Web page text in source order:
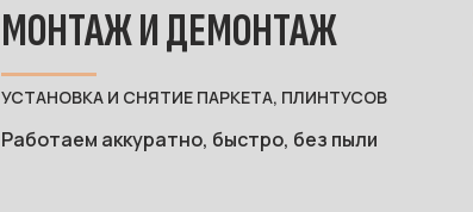
МОНТАЖ И ДЕМОНТАЖ
УСТАНОВКА И СНЯТИЕ ПАРКЕТА, ПЛИНТУСОВ
Работаем аккуратно, быстро, без пыли